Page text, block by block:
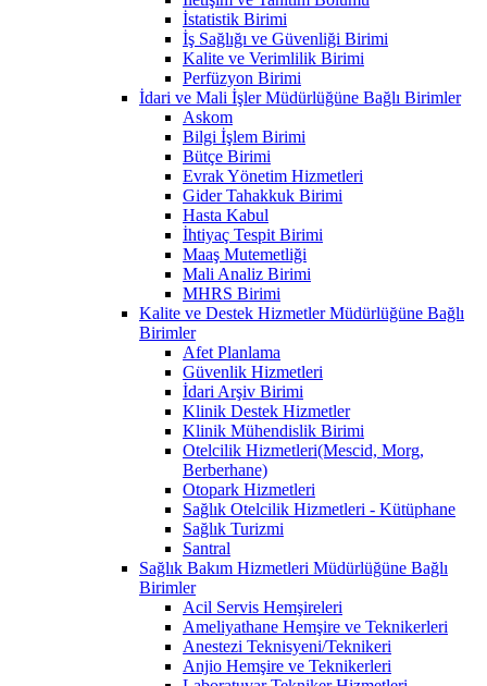
İstatistik Birimi
İş Sağlığı ve Güvenliği Birimi
Kalite ve Verimlilik Birimi
Perfüzyon Birimi
İdari ve Mali İşler Müdürlüğüne Bağlı Birimler
Askom
Bilgi İşlem Birimi
Bütçe Birimi
Evrak Yönetim Hizmetleri
Gider Tahakkuk Birimi
Hasta Kabul
İhtiyaç Tespit Birimi
Maaş Mutemetliği
Mali Analiz Birimi
MHRS Birimi
Kalite ve Destek Hizmetler Müdürlüğüne Bağlı
Birimler
Afet Planlama
Güvenlik Hizmetleri
İdari Arşiv Birimi
Klinik Destek Hizmetler
Klinik Mühendislik Birimi
Otelcilik Hizmetleri(Mescid, Morg,
Berberhane)
Otopark Hizmetleri
Sağlık Otelcilik Hizmetleri - Kütüphane
Sağlık Turizmi
Santral
Sağlık Bakım Hizmetleri Müdürlüğüne Bağlı
Birimler
Acil Servis Hemşireleri
Ameliyathane Hemşire ve Teknikerleri
Anestezi Teknisyeni/Teknikeri
Anjio Hemşire ve Teknikerleri